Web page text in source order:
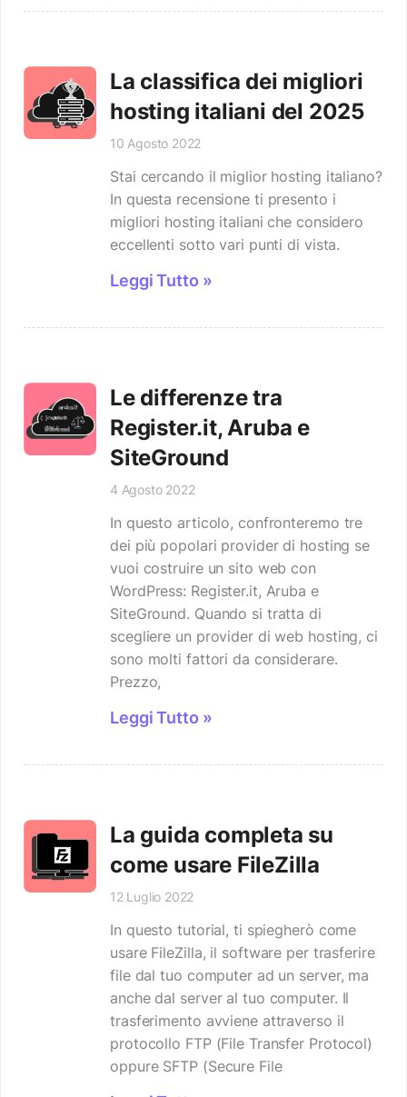
La classifica dei migliori
hosting italiani del 2025
10 Agosto 2022
Stai cercando il miglior hosting italiano?
In questa recensione ti presento i
migliori hosting italiani che considero
eccellenti sotto vari punti di vista.
Leggi Tutto »
Le differenze tra
Register.it, Aruba e
SiteGround
4 Agosto 2022
In questo articolo, confronteremo tre
dei più popolari provider di hosting se
vuoi costruire un sito web con
WordPress: Register.it, Aruba e
SiteGround. Quando si tratta di
scegliere un provider di web hosting, ci
sono molti fattori da considerare.
Prezzo,
Leggi Tutto »
La guida completa su
come usare FileZilla
12 Luglio 2022
In questo tutorial, ti spiegherò come
usare FileZilla, il software per trasferire
file dal tuo computer ad un server, ma
anche dal server al tuo computer. Il
trasferimento avviene attraverso il
protocollo FTP (File Transfer Protocol)
oppure SFTP (Secure File